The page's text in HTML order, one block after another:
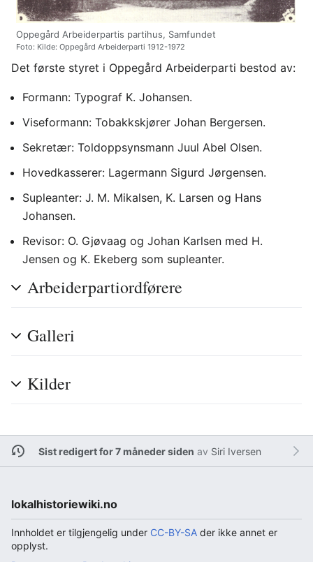
Oppegård Arbeiderpartis partihus, Samfundet
Foto: Kilde: Oppegård Arbeiderparti 1912-1972
Det første styret i Oppegård Arbeiderparti bestod av:
Formann: Typograf K. Johansen.
Viseformann: Tobakkskjører Johan Bergersen.
Sekretær: Toldoppsynsmann Juul Abel Olsen.
Hovedkasserer: Lagermann Sigurd Jørgensen.
Supleanter: J. M. Mikalsen, K. Larsen og Hans
Johansen.
Revisor: O. Gjøvaag og Johan Karlsen med H.
Jensen og K. Ekeberg som supleanter.
Arbeiderpartiordførere
Galleri
Kilder
Sist redigert for 7 måneder siden av Siri Iversen
lokalhistoriewiki.no
Innholdet er tilgjengelig under CC-BY-SA der ikke annet er
opplyst.